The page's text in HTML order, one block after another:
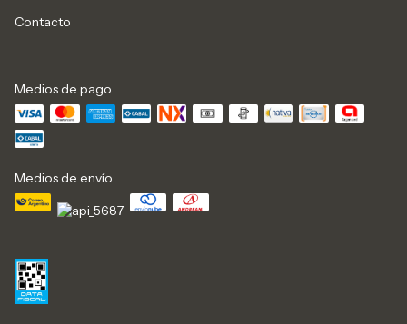
Contacto
Medios de pago
Medios de envío